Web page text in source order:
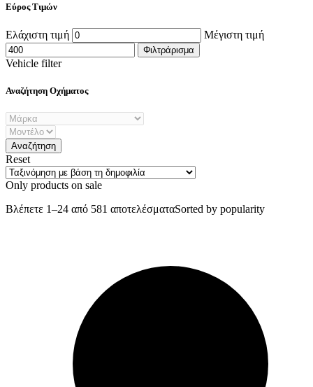
Εύρος Τιμών
Ελάχιστη τιμή Μέγιστη τιμή
Φιλτράρισμα
Vehicle filter
Αναζήτηση Οχήματος
Reset
Only products on sale
Βλέπετε 1–24 από 581 αποτελέσματαSorted by popularity